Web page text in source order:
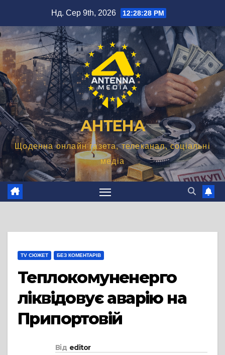
вмісту
Нд. Сер 9th, 2026 12:28:29 PM
АНТЕНА
Щоденна онлайн газета, телеканал, соціальні
медіа
TV СЮЖЕТ БЕЗ КОМЕНТАРІВ
Теплокомуненерго
ліквідовує аварію на
Припортовій
Від editor